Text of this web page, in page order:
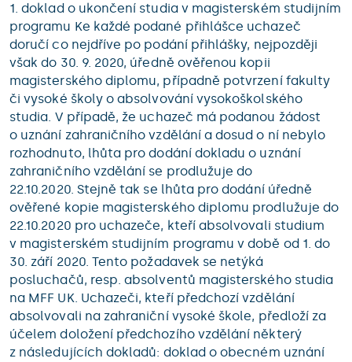
1. doklad o ukončení studia v magisterském studijním
programu Ke každé podané přihlášce uchazeč
doručí co nejdříve po podání přihlášky, nejpozději
však do 30. 9. 2020, úředně ověřenou kopii
magisterského diplomu, případně potvrzení fakulty
či vysoké školy o absolvování vysokoškolského
studia. V případě, že uchazeč má podanou žádost
o uznání zahraničního vzdělání a dosud o ní nebylo
rozhodnuto, lhůta pro dodání dokladu o uznání
zahraničního vzdělání se prodlužuje do
22.10.2020. Stejně tak se lhůta pro dodání úředně
ověřené kopie magisterského diplomu prodlužuje do
22.10.2020 pro uchazeče, kteří absolvovali studium
v magisterském studijním programu v době od 1. do
30. září 2020. Tento požadavek se netýká
posluchačů, resp. absolventů magisterského studia
na MFF UK. Uchazeči, kteří předchozí vzdělání
absolvovali na zahraniční vysoké škole, předloží za
účelem doložení předchozího vzdělání některý
z následujících dokladů: doklad o obecném uznání